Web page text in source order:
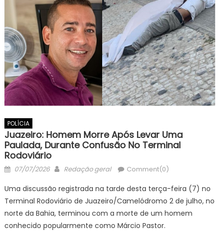
POLÍCIA
Juazeiro: Homem Morre Após Levar Uma
Paulada, Durante Confusão No Terminal
Rodoviário
Posted
07/07/2026 Author
Redação geral Comment(0)
Uma discussão registrada na tarde desta terça-feira (7) no
Terminal Rodoviário de Juazeiro/Camelódromo 2 de julho, no
norte da Bahia, terminou com a morte de um homem
conhecido popularmente como Márcio Pastor.